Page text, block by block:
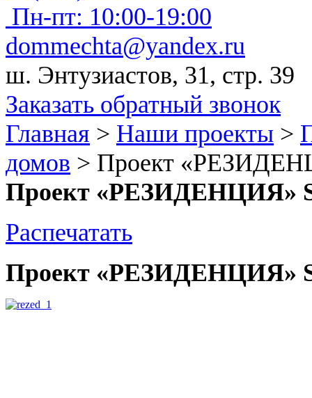
Пн-пт: 10:00-19:00
dommechta@yandex.ru
ш. Энтузиастов, 31, стр. 39
Заказать обратный звонок
Главная > Наши проекты >
домов > Проект
Проект «РЕЗИДЕНЦИЯ»
Распечатать
Проект «РЕЗИДЕНЦИЯ»